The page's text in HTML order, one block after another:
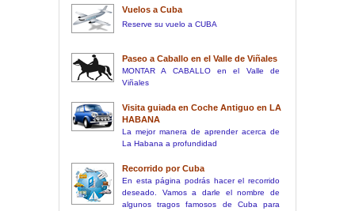
Vuelos a Cuba
Reserve su vuelo a CUBA
Paseo a Caballo en el Valle de Viñales
MONTAR A CABALLO en el Valle de
Viñales
Visita guiada en Coche Antiguo en LA
HABANA
La mejor manera de aprender acerca de
La Habana a profundidad
Recorrido por Cuba
En esta página podrás hacer el recorrido
deseado. Vamos a darle el nombre de
algunos tragos famosos de Cuba para